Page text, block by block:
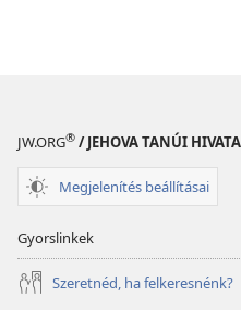
JW.ORG® / JEHOVA TANÚI
Megjelenítés beállításai
Gyorslinkek
Szeretnéd, ha felkeresnénk?